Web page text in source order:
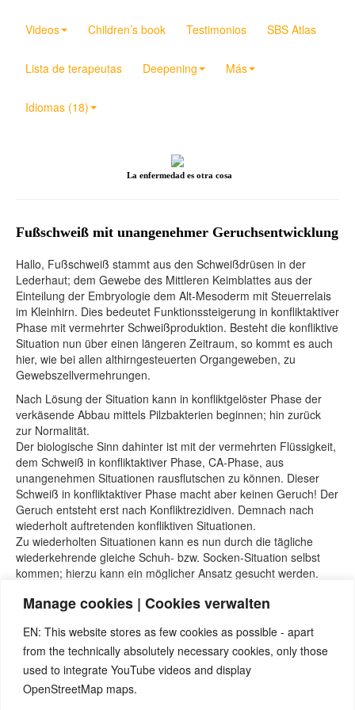
Manage cookies | Cookies verwalten
EN: This website stores as few cookies as possible - apart
from the technically absolutely necessary cookies, only those
used to integrate YouTube videos and display
OpenStreetMap maps.
Videos Children’s book Testimonios SBS Atlas
Lista de terapeutas Deepening Más
Idiomas (18)
La enfermedad es otra cosa
Fußschweiß mit unangenehmer Geruchsentwicklung
Hallo, Fußschweiß stammt aus den Schweißdrüsen in der
Lederhaut; dem Gewebe des Mittleren Keimblattes aus der
Einteilung der Embryologie dem Alt-Mesoderm mit Steuerrelais
im Kleinhirn. Dies bedeutet Funktionssteigerung in konfliktaktiver
Phase mit vermehrter Schweißproduktion. Besteht die konfliktive
Situation nun über einen längeren Zeitraum, so kommt es auch
hier, wie bei allen althirngesteuerten Organgeweben, zu
Gewebszellvermehrungen.
Nach Lösung der Situation kann in konfliktgelöster Phase der
verkäsende Abbau mittels Pilzbakterien beginnen; hin zurück
zur Normalität.
Der biologische Sinn dahinter ist mit der vermehrten Flüssigkeit,
dem Schweiß in konfliktaktiver Phase, CA-Phase, aus
unangenehmen Situationen rausflutschen zu können. Dieser
Schweiß in konfliktaktiver Phase macht aber keinen Geruch! Der
Geruch entsteht erst nach Konfliktrezidiven. Demnach nach
wiederholt auftretenden konfliktiven Situationen.
Zu wiederholten Situationen kann es nun durch die tägliche
wiederkehrende gleiche Schuh- bzw. Socken-Situation selbst
kommen; hierzu kann ein möglicher Ansatz gesucht werden.
Quellen:
Seminare von Nicolas Barro, nicolasbarro.de
Naturnah-Seminar mit Nicolas Barro und Marco Pfister.
Internetseite
www.5bn.de